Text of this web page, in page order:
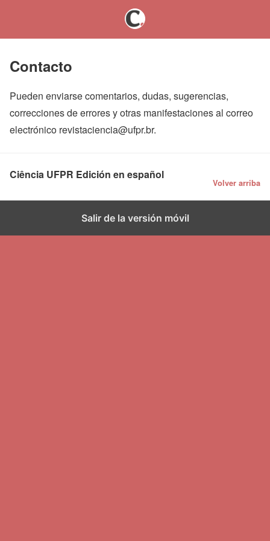
Contacto
Pueden enviarse comentarios, dudas, sugerencias,
correcciones de errores y otras manifestaciones al correo
electrónico revistaciencia@ufpr.br.
Ciência UFPR Edición en español
Volver arriba
Salir de la versión móvil